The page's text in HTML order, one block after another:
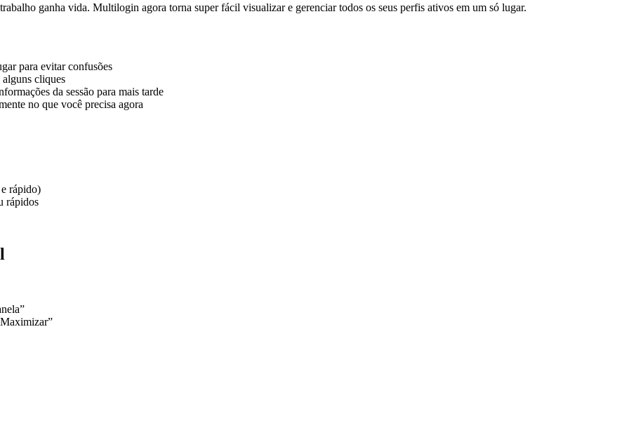
ganha vida. Multilogin agora torna super fácil visualizar e gerenciar todos os seus perfis ativos em um só lugar.
para evitar confusões
cliques
da sessão para mais tarde
no que você precisa agora
rápido)
rápidos